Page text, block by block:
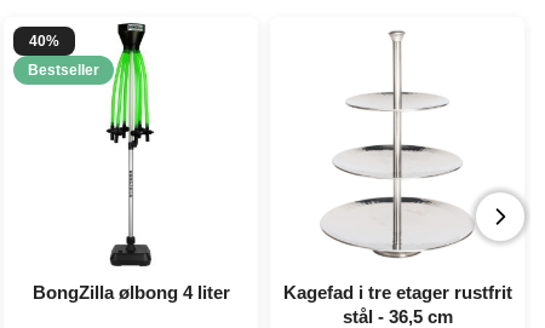
40%
Bestseller
BongZilla ølbong 4 liter
Kagefad i tre etager rustfrit
stål - 36,5 cm